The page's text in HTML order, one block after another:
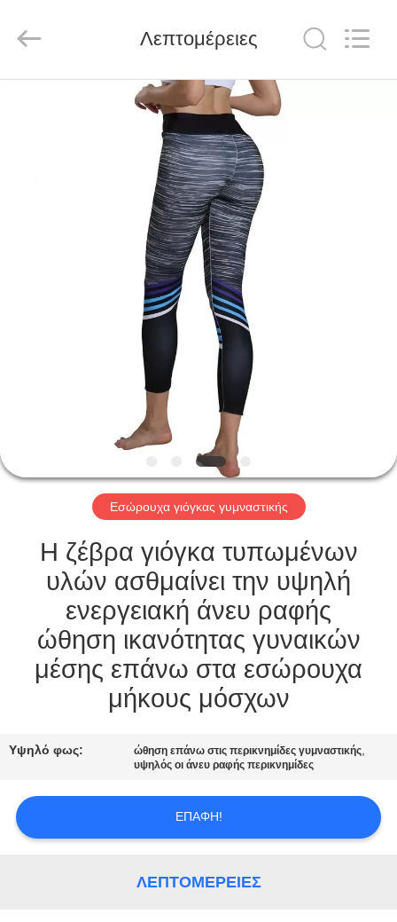
ΕΡΓΟΣΤΑΣΊΩΝ
ΠΟΙΟΤΙΚΌΣ
ΈΛΕΓΧΟΣ
ΖΗΤΉΣΤΕ
ΑΠΌΣΠΑΣΜΑ
SITEMAP
PRIVACY
Co.,
Reserved.
Λεπτομέρειες
Εσώρουχα γιόγκας γυμναστικής
Η ζέβρα γιόγκα τυπωμένων
υλών ασθμαίνει την υψηλή
ενεργειακή άνευ ραφής
ώθηση ικανότητας γυναικών
μέσης επάνω στα εσώρουχα
μήκους μόσχων
Υψηλό φως: ώθηση επάνω στις περικνημίδες γυμναστικής,
υψηλός οι άνευ ραφής περικνημίδες
ΕΠΑΦΉ!
ΛΕΠΤΟΜΈΡΕΙΕΣ